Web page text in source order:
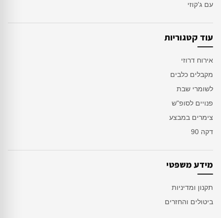
עם ג'קוזי
עוד קטגוריות
אירוח דרוזי
מקבלים כלבים
לשומרי שבת
פנויים לסופ"ש
צימרים במבצע
דקה 90
מידע משפטי
תקנון ומדיניות
ביטולים והחזרים